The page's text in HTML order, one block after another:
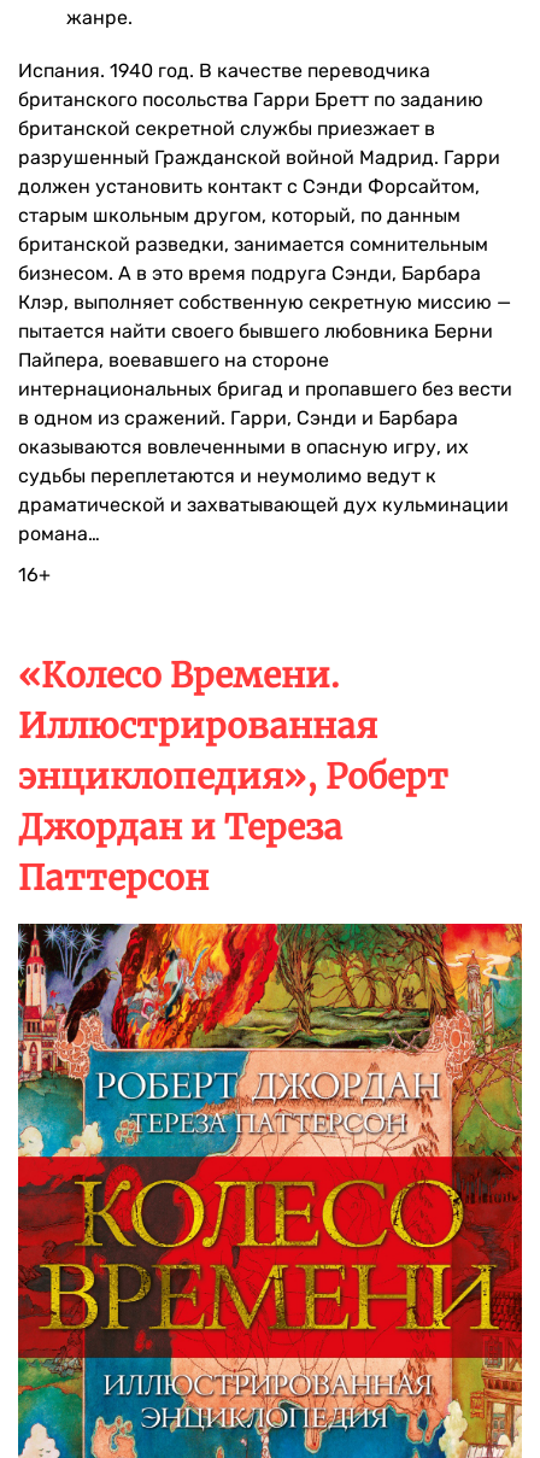
жанре.
Испания. 1940 год. В качестве переводчика
британского посольства Гарри Бретт по заданию
британской секретной службы приезжает в
разрушенный Гражданской войной Мадрид. Гарри
должен установить контакт с Сэнди Форсайтом,
старым школьным другом, который, по данным
британской разведки, занимается сомнительным
бизнесом. А в это время подруга Сэнди, Барбара
Клэр, выполняет собственную секретную миссию —
пытается найти своего бывшего любовника Берни
Пайпера, воевавшего на стороне
интернациональных бригад и пропавшего без вести
в одном из сражений. Гарри, Сэнди и Барбара
оказываются вовлеченными в опасную игру, их
судьбы переплетаются и неумолимо ведут к
драматической и захватывающей дух кульминации
романа…
16+
«Колесо Времени.
Иллюстрированная
энциклопедия», Роберт
Джордан и Тереза
Паттерсон